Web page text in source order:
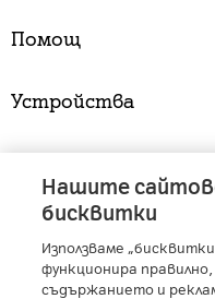
Помощ
Устройства
A1 Austria - A1
A1 Bulgaria
- A1
Нашите
бисквитки
Използваме
функционира
съдържанието и